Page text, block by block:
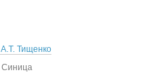
А.Т. Тищенко
Синица